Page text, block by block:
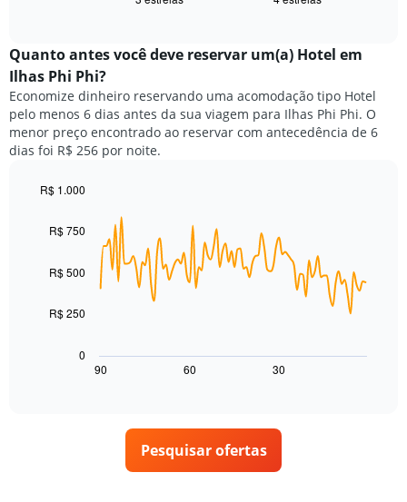
de
hotéis
por
estrelas.
O
gráfico
eixo
exibindo
preço
médio
um
médio
de
um
quarto
neste
fim
de
encontrado
últimos
agrupado
classificação
estrelas
Quanto antes você deve reservar um(a) Hotel em
Ilhas Phi Phi?
Economize dinheiro reservando uma acomodação tipo Hotel
pelo menos 6 dias antes da sua viagem para Ilhas Phi Phi. O
menor preço encontrado ao reservar com antecedência de 6
dias foi R$ 256 por noite.
chart
with
data
points.
90 60 30
0
R$ 250
R$ 500
R$ 750
R$ 1.000
Pesquisar ofertas